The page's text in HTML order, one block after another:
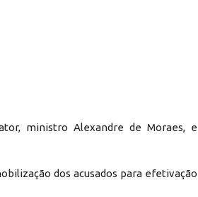
ministro Alexandre de Moraes, e
dos acusados para efetivação